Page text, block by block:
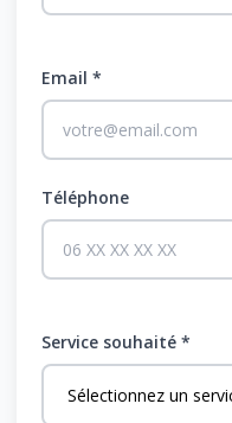
Email *
Téléphone
Service souhaité *